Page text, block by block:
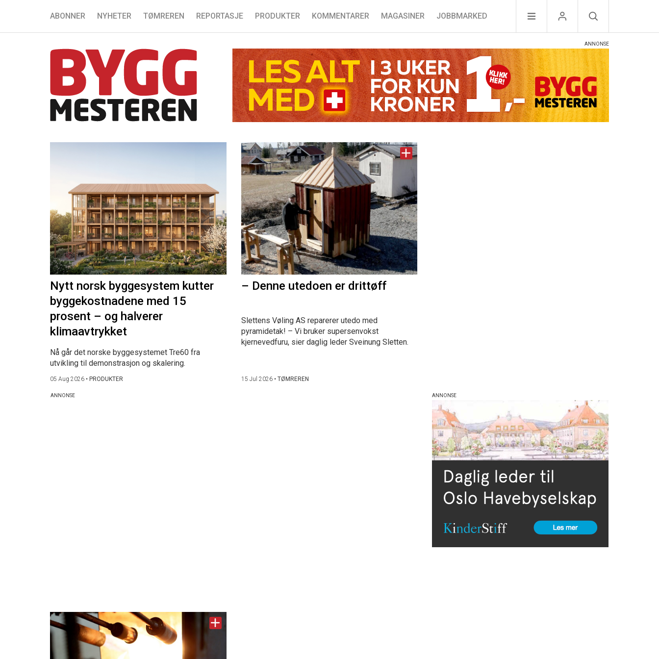
ABONNER NYHETER TØMREREN REPORTASJE PRODUKTER KOMMENTARER MAGASINER JOBBMARKED
Nytt norsk byggesystem kutter
byggekostnadene med 15
prosent – og halverer
klimaavtrykket
Nå går det norske byggesystemet Tre60 fra
utvikling til demonstrasjon og skalering.
05 Aug 2026 • PRODUKTER
– Denne utedoen er drittøff
Slettens Vøling AS reparerer utedo med
pyramidetak! – Vi bruker supersenvokst
kjernevedfuru, sier daglig leder Sveinung Sletten.
15 Jul 2026• TØMREREN